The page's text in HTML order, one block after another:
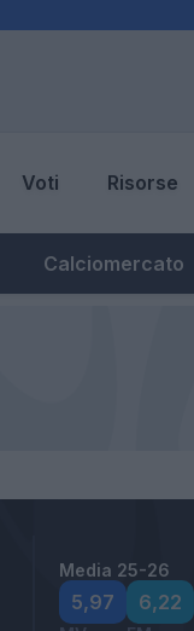
Voti Risorse
Calciomercato
Media 25-26
5,97 6,22